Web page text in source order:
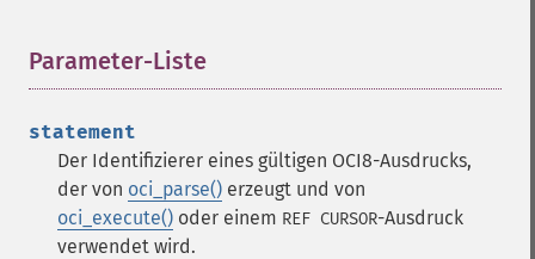
Parameter-Liste
statement
Der Identifizierer eines gültigen OCI8-Ausdrucks,
der von oci_parse() erzeugt und von
oci_execute() oder einem REF CURSOR-Ausdruck
verwendet wird.